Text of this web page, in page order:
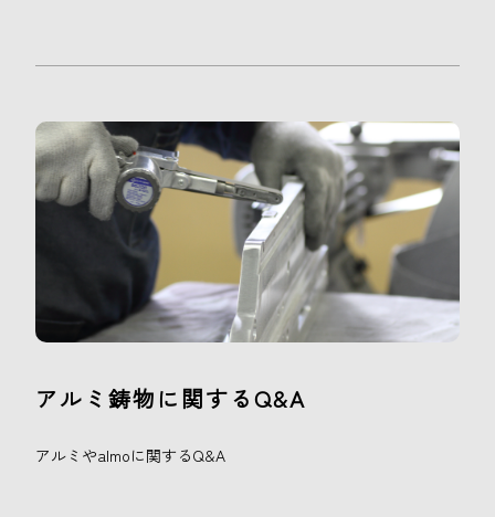
アルミ鋳物に関するQ&A
アルミやalmoに関するQ&A